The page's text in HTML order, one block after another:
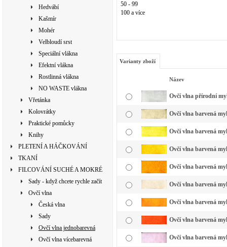
Hedvábí
Kašmír
Mohér
Velbloudí srst
Speciální vlákna
Efektní vlákna
Rostlinná vlákna
NO WASTE vlákna
Vřetánka
Kolovrátky
Praktické pomůcky
Knihy
PLETENÍ A HÁČKOVÁNÍ
TKANÍ
FILCOVÁNÍ SUCHÉ A MOKRÉ
Sady - když chcete rychle začít
Ovčí vlna
Česká vlna
Sady
Ovčí vlna jednobarevná
Ovčí vlna vícebarevná
50 - 99
100 a více
Varianty zboží
Název
Ovčí vlna přírodní
Ovčí vlna barvená
Ovčí vlna barvená
Ovčí vlna barvená
Ovčí vlna barvená
Ovčí vlna barvená
Ovčí vlna barvená
Ovčí vlna barvená
Ovčí vlna barvená